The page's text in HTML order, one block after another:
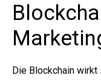
Die Blockchain